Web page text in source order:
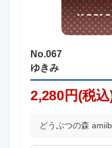
No.067
ゆきみ
2,280円(税込
どうぶつの森